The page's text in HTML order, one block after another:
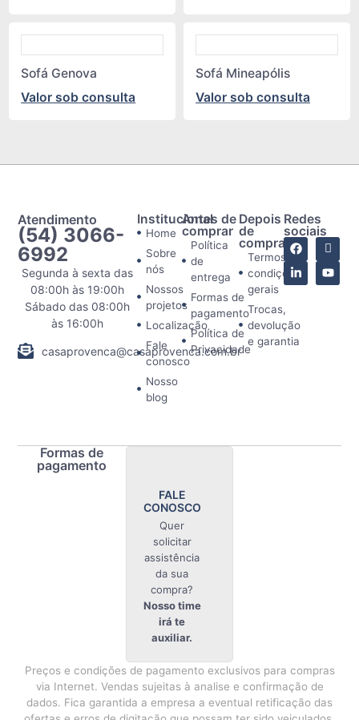
Sofá Genova
Valor sob consulta
Sofá Mineapólis
Valor sob consulta
Atendimento
(54) 3066-
6992
Segunda à sexta das
08:00h às 19:00h
Sábado das 08:00h
às 16:00h
casaprovenca@casaprovenca.com.br
Institucional
Home
Sobre
nós
Nossos
projetos
Localização
Fale
conosco
Nosso
blog
Antes de
comprar
Política
de
entrega
Formas de
pagamento
Política de
Privacidade
Depois
de
comprar
Termos e
condições
gerais
Trocas,
devolução
e garantia
Redes
sociais
Formas de
pagamento
FALE
CONOSCO
Quer
solicitar
assistência
da sua
compra?
Nosso time
irá te
auxiliar.
Preços e condições de pagamento exclusivos para compras
via Internet. Vendas sujeitas à analise e confirmação de
dados. Fica garantida a empresa a eventual retificação das